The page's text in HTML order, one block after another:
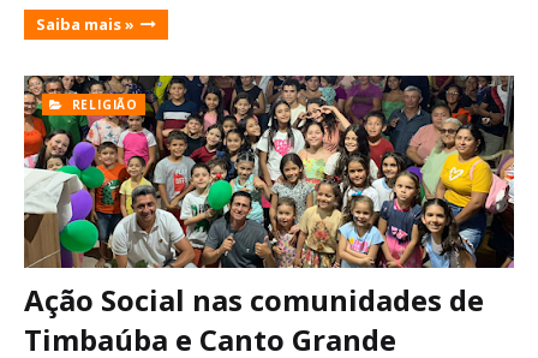
Saiba mais »
RELIGIÃO
Ação Social nas comunidades de
Timbaúba e Canto Grande